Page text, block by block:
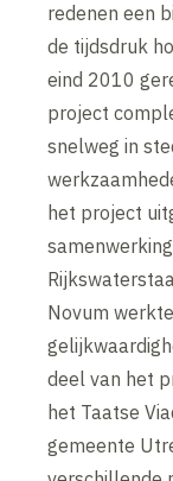
redenen een
de tijdsdruk
eind 2010
project
snelweg in
het project
Novum
deel van het
het Taatse
gemeente